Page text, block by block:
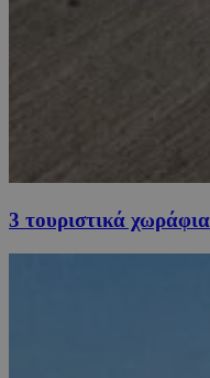
3 τουριστικά